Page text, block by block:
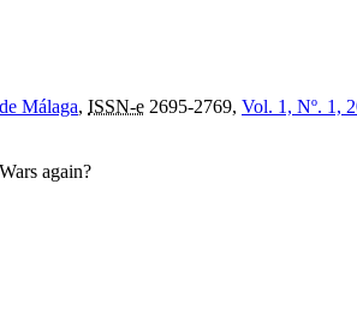
Málaga, ISSN-e 2695-2769, Vol. 1, Nº. 1,
again?